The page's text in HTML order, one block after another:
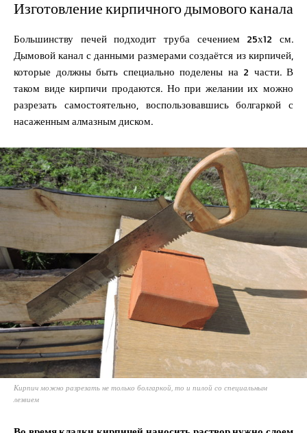
Изготовление кирпичного дымового канала
Большинству печей подходит труба сечением 25х12 см.
Дымовой канал с данными размерами создаётся из кирпичей,
которые должны быть специально поделены на 2 части. В
таком виде кирпичи продаются. Но при желании их можно
разрезать самостоятельно, воспользовавшись болгаркой с
насаженным алмазным диском.
Кирпич можно разрезать не только болгаркой, то и пилой со специальным
лезвием